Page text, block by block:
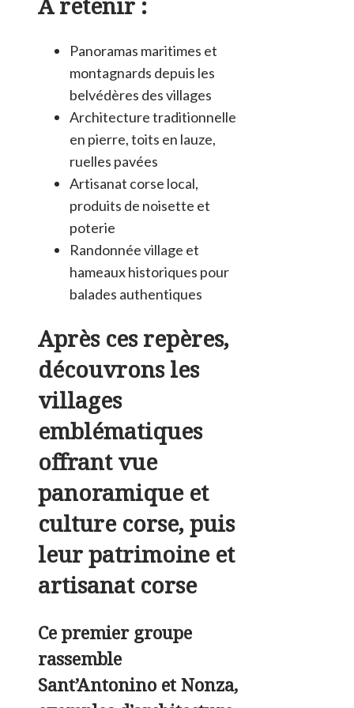
Panoramas maritimes et
montagnards depuis les
belvédères des villages
Architecture traditionnelle
en pierre, toits en lauze,
ruelles pavées
Artisanat corse local,
produits de noisette et
poterie
Randonnée village et
hameaux historiques pour
balades authentiques
Après ces repères,
découvrons les
villages
emblématiques
offrantvue
panoramiqueet
culture corse, puis
leur patrimoine et
artisanat corse
Ce premier groupe
rassemble
Sant’Antonino et Nonza,